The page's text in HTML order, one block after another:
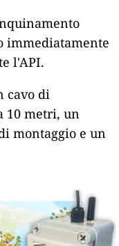
immediatamente
l'API.
cavo di
10 metri, un
montaggio e un